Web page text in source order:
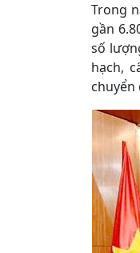
Trong
gần
số
hạch,